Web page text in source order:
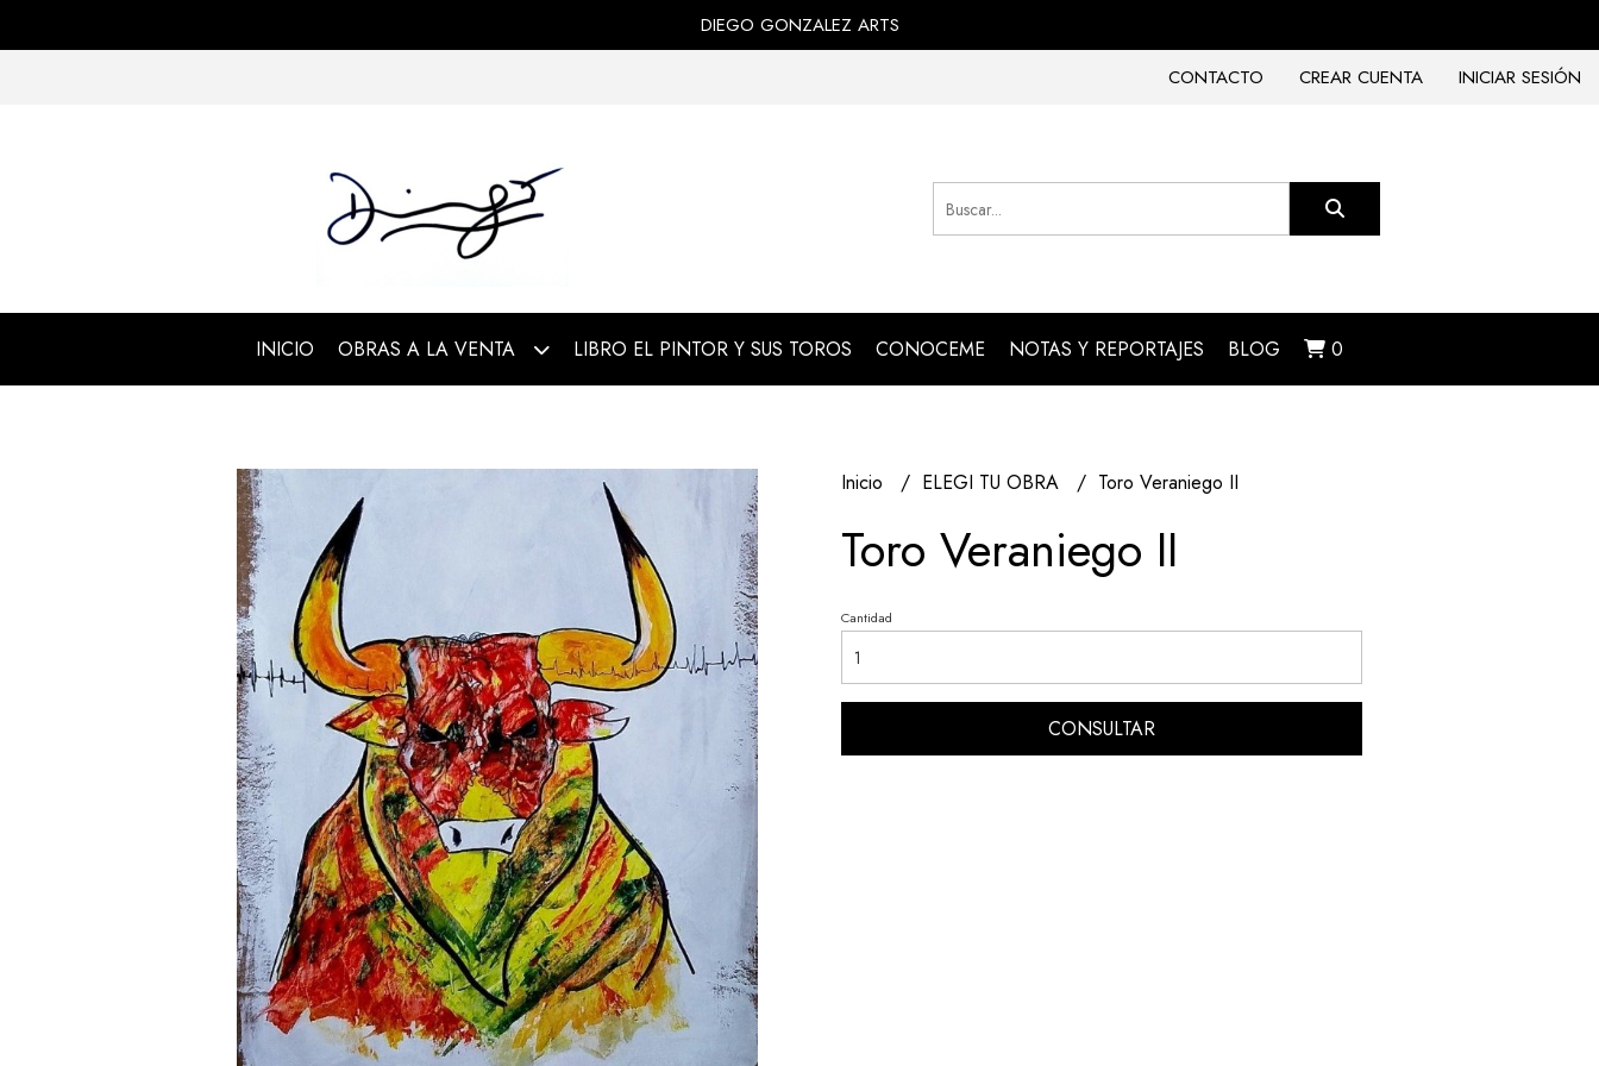
DIEGO GONZALEZ ARTS
CONTACTO
CREAR CUENTA INICIAR SESIÓN
INICIO OBRAS A LA VENTA LIBRO EL PINTOR Y SUS TOROS CONOCEME NOTAS Y REPORTAJES BLOG 0
Inicio ELEGI TU OBRA Toro Veraniego II
Toro Veraniego II
Cantidad
CONSULTAR